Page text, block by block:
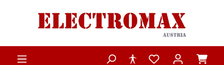
Zum Hauptinhalt springen